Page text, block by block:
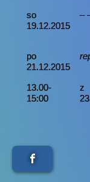
so
19.12.2015
–
po
21.12.2015
13.00-
15:00
z
po